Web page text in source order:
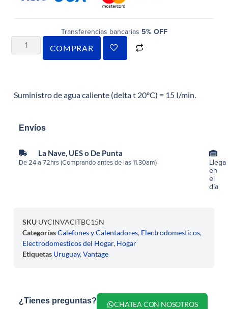
Transferencias bancarias 5% OFF
COMPRAR
Suministro de agua caliente (delta t 20ºC) = 15 I/min.
Envíos
La Nave, UES o De Punta
De 24 a 72hrs (Comprando antes de las 11.30am)
Llega
en
el
día
SKU UYCINVACITBC15N
CategoríasCalefones y Calentadores, Electrodomesticos,
Electrodomesticos del Hogar, Hogar
Etiquetas Uruguay,Vantage
¿Tienes preguntas? CHATEA CON NOSOTROS